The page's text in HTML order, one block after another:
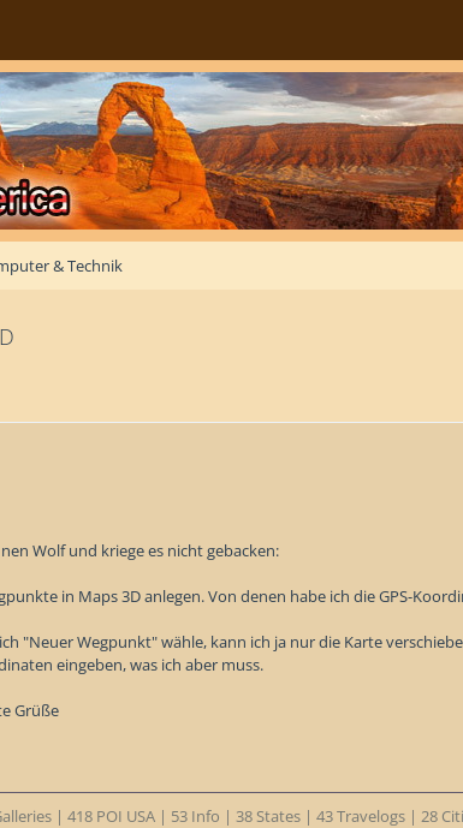
& Technik
Wolf und kriege es nicht gebacken:
in Maps 3D anlegen. Von denen habe ich die GPS-
"Neuer Wegpunkt" wähle, kann ich ja nur die Karte
eingeben, was ich aber muss.
Grüße
| 418 POI USA | 53 Info | 38 States | 43 Travelogs | 28